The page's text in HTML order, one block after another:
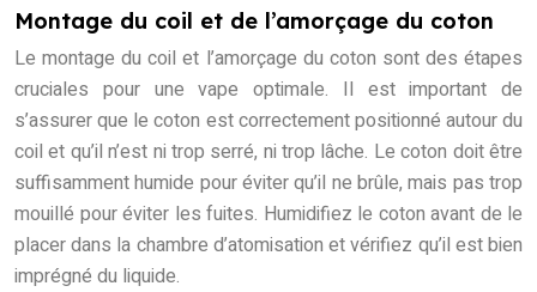
Montage du coil et de l’amorçage du coton
Le montage du coil et l’amorçage du coton sont des étapes
cruciales pour une vape optimale. Il est important de
s’assurer que le coton est correctement positionné autour du
coil et qu’il n’est ni trop serré, ni trop lâche. Le coton doit être
suffisamment humide pour éviter qu’il ne brûle, mais pas trop
mouillé pour éviter les fuites. Humidifiez le coton avant de le
placer dans la chambre d’atomisation et vérifiez qu’il est bien
imprégné du liquide.